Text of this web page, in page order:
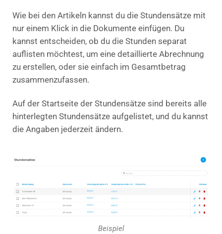
Wie bei den Artikeln kannst du die Stundensätze mit
nur einem Klick in die Dokumente einfügen. Du
kannst entscheiden, ob du die Stunden separat
auflisten möchtest, um eine detaillierte Abrechnung
zu erstellen, oder sie einfach im Gesamtbetrag
zusammenzufassen.
Auf der Startseite der Stundensätze sind bereits alle
hinterlegten Stundensätze aufgelistet, und du kannst
die Angaben jederzeit ändern.
Beispiel